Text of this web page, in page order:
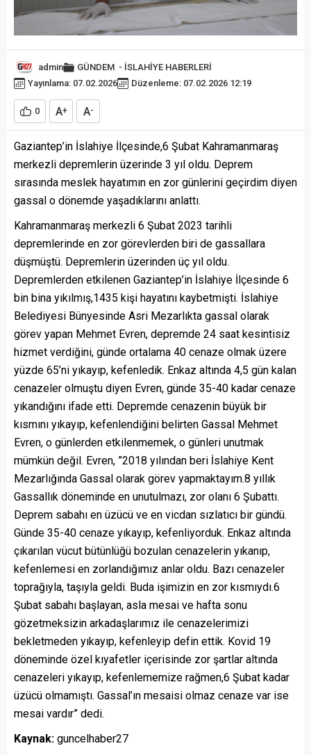
admin GÜNDEM - İSLAHİYE HABERLERİ
Yayınlama: 07.02.2026
Düzenleme: 07.02.2026 12:19
0 A+ A-
Gaziantep’in İslahiye İlçesinde,6 Şubat Kahramanmaraş
merkezli depremlerin üzerinde 3 yıl oldu. Deprem
sırasında meslek hayatımın en zor günlerini geçirdim diyen
gassal o dönemde yaşadıklarını anlattı.
Kahramanmaraş merkezli 6 Şubat 2023 tarihli
depremlerinde en zor görevlerden biri de gassallara
düşmüştü. Depremlerin üzerinden üç yıl oldu.
Depremlerden etkilenen Gaziantep’in İslahiye İlçesinde 6
bin bina yıkılmış,1435 kişi hayatını kaybetmişti. İslahiye
Belediyesi Bünyesinde Asri Mezarlıkta gassal olarak
görev yapan Mehmet Evren, depremde 24 saat kesintisiz
hizmet verdiğini, günde ortalama 40 cenaze olmak üzere
yüzde 65’ni yıkayıp, kefenledik. Enkaz altında 4,5 gün kalan
cenazeler olmuştu diyen Evren, günde 35-40 kadar cenaze
yıkandığını ifade etti. Depremde cenazenin büyük bir
kısmını yıkayıp, kefenlendiğini belirten Gassal Mehmet
Evren, o günlerden etkilenmemek, o günleri unutmak
mümkün değil. Evren, ”2018 yılından beri İslahiye Kent
Mezarlığında Gassal olarak görev yapmaktayım.8 yıllık
Gassallık döneminde en unutulmazı, zor olanı 6 Şubattı.
Deprem sabahı en üzücü ve en vicdan sızlatıcı bir gündü.
Günde 35-40 cenaze yıkayıp, kefenliyorduk. Enkaz altında
çıkarılan vücut bütünlüğü bozulan cenazelerin yıkanıp,
kefenlemesi en zorlandığımız anlar oldu. Bazı cenazeler
toprağıyla, taşıyla geldi. Buda işimizin en zor kısmıydı.6
Şubat sabahı başlayan, asla mesai ve hafta sonu
gözetmeksizin arkadaşlarımız ile cenazelerimizi
bekletmeden yıkayıp, kefenleyip defin ettik. Kovid 19
döneminde özel kıyafetler içerisinde zor şartlar altında
cenazeleri yıkayıp, kefenlememize rağmen,6 Şubat kadar
üzücü olmamıştı. Gassal’ın mesaisi olmaz cenaze var ise
mesai vardır” dedi.
Kaynak: guncelhaber27